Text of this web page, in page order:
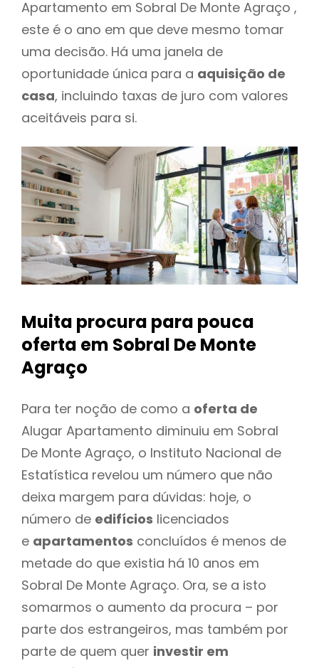
Apartamento em Sobral De Monte Agraço ,
este é o ano em que deve mesmo tomar
uma decisão. Há uma janela de
oportunidade única para a aquisição de
casa, incluindo taxas de juro com valores
aceitáveis para si.
Muita procura para pouca
oferta em Sobral De Monte
Agraço
Para ter noção de como a oferta de
Alugar Apartamento diminuiu em Sobral
De Monte Agraço, o Instituto Nacional de
Estatística revelou um número que não
deixa margem para dúvidas: hoje, o
número de edifícios licenciados
e apartamentos concluídos é menos de
metade do que existia há 10 anos em
Sobral De Monte Agraço. Ora, se a isto
somarmos o aumento da procura – por
parte dos estrangeiros, mas também por
parte de quem quer investir em